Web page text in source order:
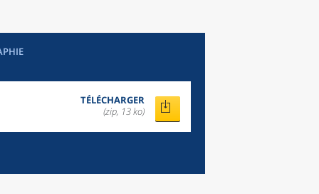
TÉLÉCHARGER
(zip, 13 ko)